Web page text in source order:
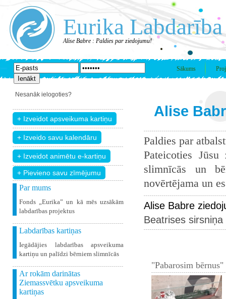
Eurika Labdarība
Alise Babre : Paldies par ziedojumu!
Sākums
Nesanāk ielogoties?
+ Pievieno savu zīmējumu
Par mums
Fonds „Eurika” un kā mēs uzsākām
labdarības projektus
Labdarības kartiņas
Iegādājies labdarības apsveikuma
kartiņu un palīdzi bērniem slimnīcās
Ar rokām darinātas
Ziemassvētku apsveikuma
kartiņas
Alise
Paldies par
Pateicoties
slimnīcās un
novērtējama un
Alise Babre
Beatrises sirsniņa
"Pabarosim